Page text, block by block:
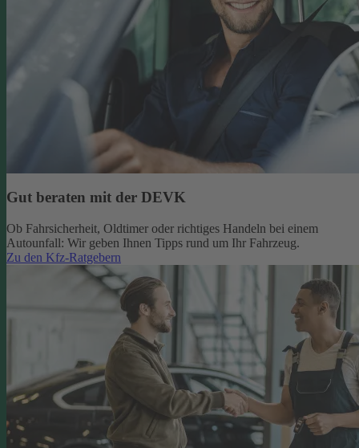
Gut beraten mit der DEVK
Ob Fahrsicherheit, Oldtimer oder richtiges Handeln bei einem
Autounfall: Wir geben Ihnen Tipps rund um Ihr Fahrzeug.
Zu den Kfz-Ratgebern